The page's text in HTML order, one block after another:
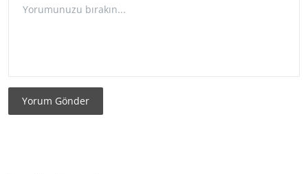
Yorum Gönder